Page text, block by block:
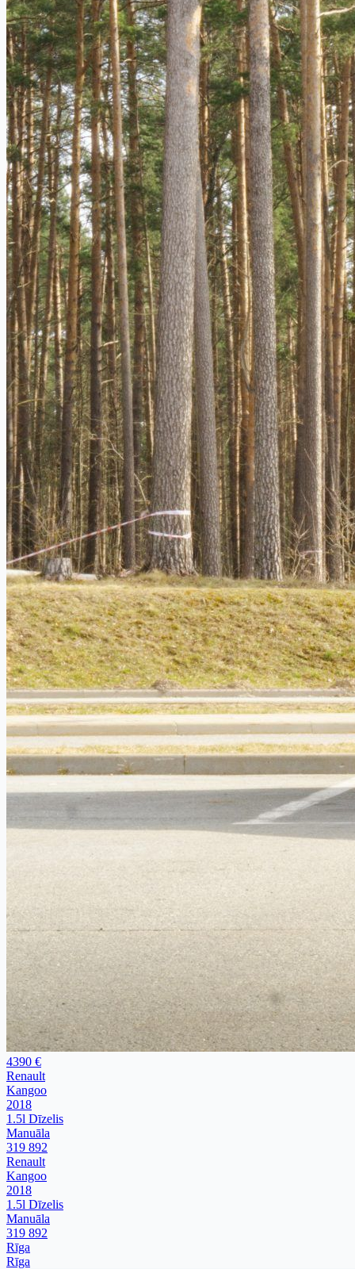
4390 €
Renault
Kangoo
2018
1.5l Dīzelis
Manuāla
319 892
Renault
Kangoo
2018
1.5l Dīzelis
Manuāla
319 892
Rīga
Rīga